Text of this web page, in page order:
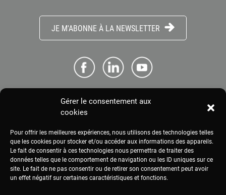
Gérer le consentement aux
cookies
Pour offrir les meilleures expériences, nous utilisons des technologies telles
que les cookies pour stocker et/ou accéder aux informations des appareils.
Le fait de consentir à ces technologies nous permettra de traiter des
données telles que le comportement de navigation ou les ID uniques sur ce
site. Le fait de ne pas consentir ou de retirer son consentement peut avoir
un effet négatif sur certaines caractéristiques et fonctions.
JE M'ABONNE À LA NEWSLETTER
ME CONNECTER
ESPACE PRESSE
MENTIONS LÉGALES